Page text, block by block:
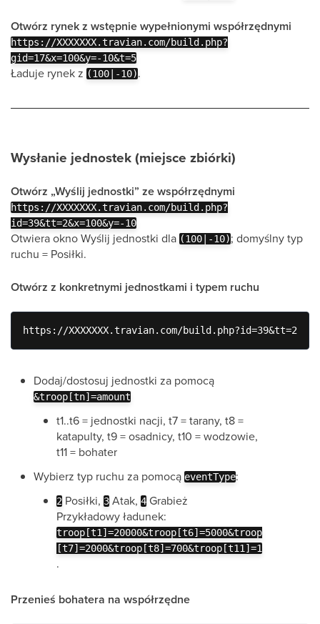
Otwórz rynek z wstępnie wypełnionymi współrzędnymi
https://XXXXXXX.travian.com/build.php?
gid=17&x=100&y=-10&t=5
Ładuje rynek z (100|-10).
Wysłanie jednostek (miejsce zbiórki)
Otwórz „Wyślij jednostki” ze współrzędnymi
https://XXXXXXX.travian.com/build.php?
id=39&tt=2&x=100&y=-10
Otwiera okno Wyślij jednostki dla (100|-10); domyślny typ
ruchu = Posiłki.
Otwórz z konkretnymi jednostkami i typem ruchu
Dodaj/dostosuj jednostki za pomocą
&troop[tn]=amount
t1..t6 = jednostki nacji, t7 = tarany, t8 =
katapulty, t9 = osadnicy, t10 = wodzowie,
t11 = bohater
Wybierz typ ruchu za pomocą eventType:
2 Posiłki, 3 Atak, 4 Grabież
Przykładowy ładunek:
troop[t1]=20000&troop[t6]=5000&troop
[t7]=2000&troop[t8]=700&troop[t11]=1
.
Przenieś bohatera na współrzędne